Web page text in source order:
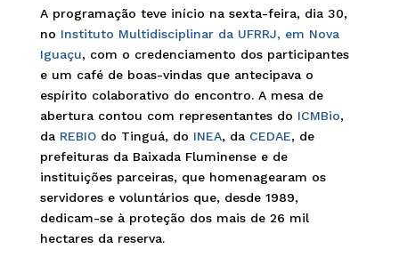
A programação teve início na sexta-feira, dia 30,
no Instituto Multidisciplinar da UFRRJ, em Nova
Iguaçu, com o credenciamento dos participantes
e um café de boas-vindas que antecipava o
espírito colaborativo do encontro. A mesa de
abertura contou com representantes do ICMBio,
da REBIOdo Tinguá, do INEA, da CEDAE, de
prefeituras da Baixada Fluminense e de
instituições parceiras, que homenagearam os
servidores e voluntários que, desde 1989,
dedicam-se à proteção dos mais de 26 mil
hectares da reserva.